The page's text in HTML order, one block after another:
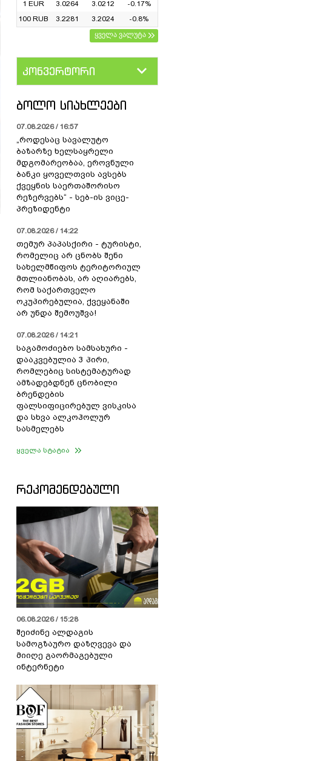
1 EUR
3.0264 3.0212
-0.17%
100 RUB
3.2281 3.2024
-0.8%
ყველა ვალუტა
კონვერტორი
ᲑᲝᲚᲝ ᲡᲘᲐᲮᲚᲔᲔᲑᲘ
07.08.2026 / 16:57
„როდესაც სავალუტო
ბაზარზე ხელსაყრელი
მდგომარეობაა, ეროვნული
ბანკი ყოველთვის ავსებს
ქვეყნის საერთაშორისო
რეზერვებს“ - სებ-ის ვიცე-
პრეზიდენტი
07.08.2026 / 14:22
თემურ პაპასქირი - ტურისტი,
რომელიც არ ცნობს შენი
სახელმწიფოს ტერიტორიულ
მთლიანობას, არ აღიარებს,
რომ საქართველო
ოკუპირებულია, ქვეყანაში
არ უნდა შემოუშვა!
07.08.2026 / 14:21
საგამოძიებო სამსახური -
დააკვებულია 3 პირი,
რომლებიც სისტემატურად
ამზადებდნენ ცნობილი
ბრენდების
ფალსიფიცირებულ ვისკისა
და სხვა ალკოჰოლურ
სასმელებს
ყველა სტატია
ᲠᲔᲙᲝᲛᲔᲜᲓᲔᲑᲣᲚᲘ
06.08.2026 / 15:28
შეიძინე ალდაგის
სამოგზაურო დაზღვევა და
მიიღე გაორმაგებული
ინტერნეტი